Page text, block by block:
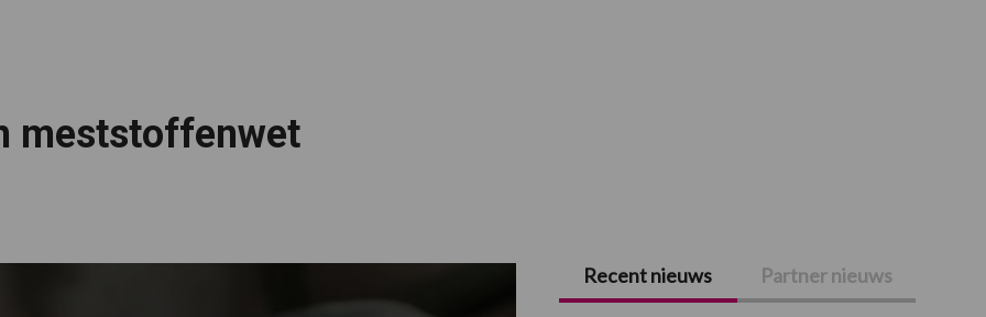
meststoffenwet
Primaire
Recent nieuws Partner nieuws